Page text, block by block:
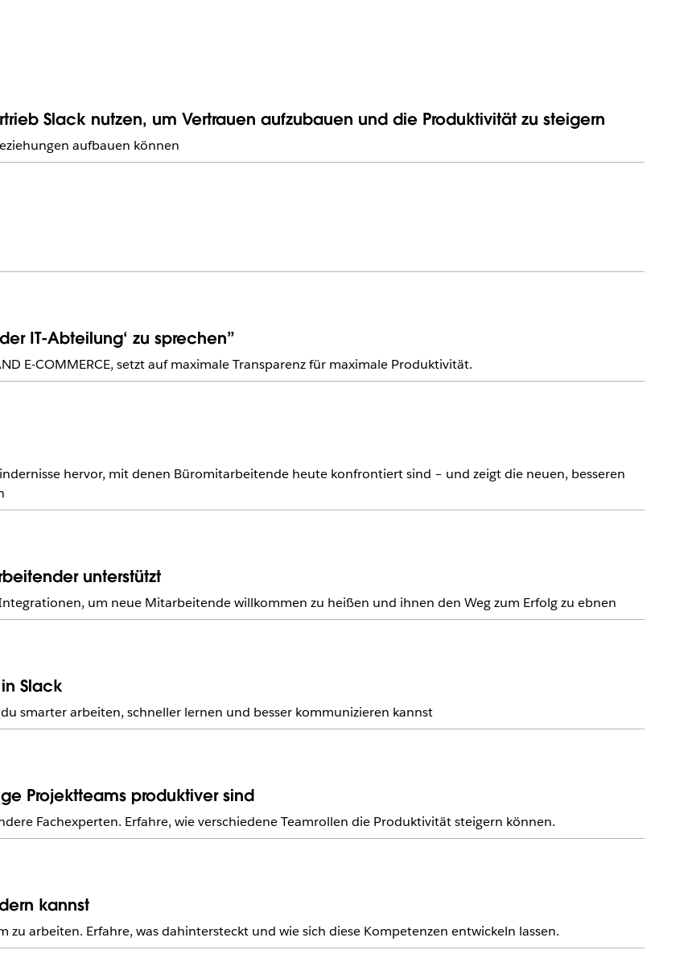
Slack nutzen, um Vertrauen aufzubauen und die Produktivität zu steigern
aufbauen können
IT-Abteilung‘ zu sprechen”
E-COMMERCE, setzt auf maximale Transparenz für maximale Produktivität.
hervor, mit denen Büromitarbeitende heute konfrontiert sind – und zeigt die neuen, besseren
unterstützt
um neue Mitarbeitende willkommen zu heißen und ihnen den Weg zum Erfolg zu ebnen
Slack
smarter arbeiten, schneller lernen und besser kommunizieren kannst
Projektteams produktiver sind
Fachexperten. Erfahre, wie verschiedene Teamrollen die Produktivität steigern können.
kannst
zu arbeiten. Erfahre, was dahintersteckt und wie sich diese Kompetenzen entwickeln lassen.